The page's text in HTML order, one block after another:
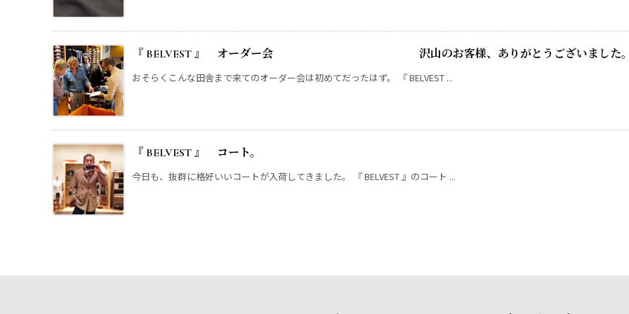
『 BELVEST 』 オーダー会 沢山のお客様、ありがとうございました
おそらくこんな田舎まで来てのオーダー会は初めてだったはず。 『 BELVEST ...
『 BELVEST 』 コート。
今日も、抜群に格好いいコートが入荷してきました。 『 BELVEST 』のコート ...